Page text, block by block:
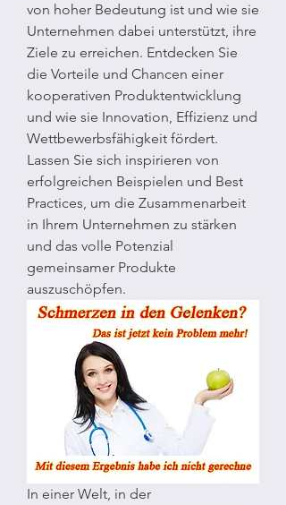
von hoher Bedeutung ist und wie sie
Unternehmen dabei unterstützt, ihre
Ziele zu erreichen. Entdecken Sie
die Vorteile und Chancen einer
kooperativen Produktentwicklung
und wie sie Innovation, Effizienz und
Wettbewerbsfähigkeit fördert.
Lassen Sie sich inspirieren von
erfolgreichen Beispielen und Best
Practices, um die Zusammenarbeit
in Ihrem Unternehmen zu stärken
und das volle Potenzial
gemeinsamer Produkte
auszuschöpfen.
In einer Welt, in der